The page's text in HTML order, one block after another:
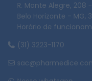
R. Monte Alegre, 208
Belo Horizonte - MG,
Horário de
(31) 3223-1170